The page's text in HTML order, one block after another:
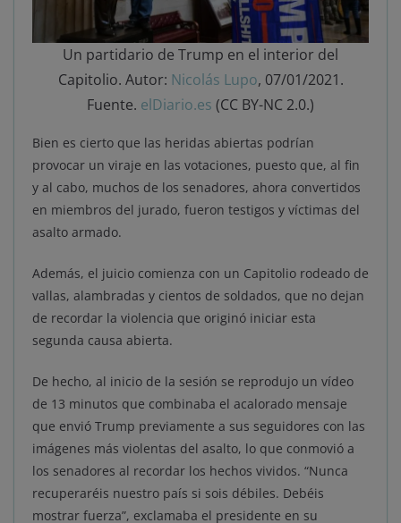
Un partidario de Trump en el interior del
Capitolio. Autor: Nicolás Lupo, 07/01/2021.
Fuente. elDiario.es (CC BY-NC 2.0.)
Bien es cierto que las heridas abiertas podrían
provocar un viraje en las votaciones, puesto que, al fin
y al cabo, muchos de los senadores, ahora convertidos
en miembros del jurado, fueron testigos y víctimas del
asalto armado.
Además, el juicio comienza con un Capitolio rodeado de
vallas, alambradas y cientos de soldados, que no dejan
de recordar la violencia que originó iniciar esta
segunda causa abierta.
De hecho, al inicio de la sesión se reprodujo un vídeo
de 13 minutos que combinaba el acalorado mensaje
que envió Trump previamente a sus seguidores con las
imágenes más violentas del asalto, lo que conmovió a
los senadores al recordar los hechos vividos. “Nunca
recuperaréis nuestro país si sois débiles. Debéis
mostrar fuerza”, exclamaba el presidente en su